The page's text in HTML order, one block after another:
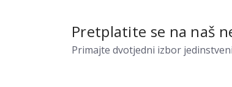
Pretplatite se na naš
Primajte dvotjedni izbor